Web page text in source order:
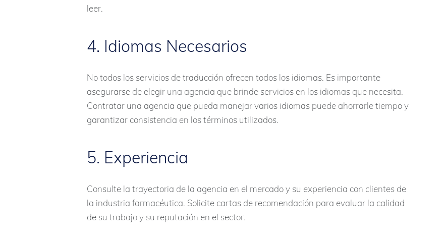
leer.
4. Idiomas Necesarios
No todos los servicios de traducción ofrecen todos los idiomas. Es importante
asegurarse de elegir una agencia que brinde servicios en los idiomas que necesita.
Contratar una agencia que pueda manejar varios idiomas puede ahorrarle tiempo y
garantizar consistencia en los términos utilizados.
5. Experiencia
Consulte la trayectoria de la agencia en el mercado y su experiencia con clientes de
la industria farmacéutica. Solicite cartas de recomendación para evaluar la calidad
de su trabajo y su reputación en el sector.